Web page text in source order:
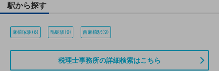
駅から探す
麻植塚駅(6) 鴨島駅(9) 西麻植駅(9)
税理士事務所の詳細検索はこちら